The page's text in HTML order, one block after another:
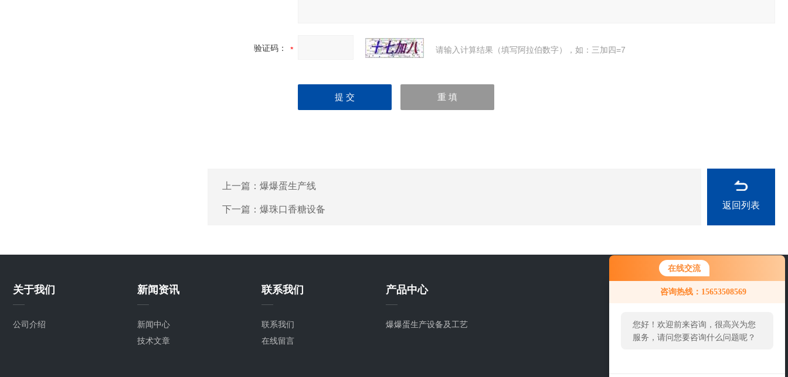
在线交流
咨询热线：15653508569
您好！欢迎前来咨询，很高兴为您
服务，请问您要咨询什么问题呢？
验证码： 请输入计算结果（填写阿拉伯数字），如：三加四=7
上一篇： 爆爆蛋生产线
下一篇： 爆珠口香糖设备 返回列表
关于我们
公司介绍
新闻资讯
新闻中心
技术文章
联系我们
联系我们
在线留言
产品中心
爆爆蛋生产设备及工艺
15653508569